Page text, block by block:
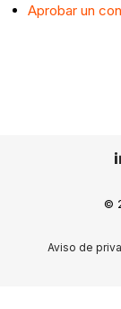
Aprobar un
©
Aviso de